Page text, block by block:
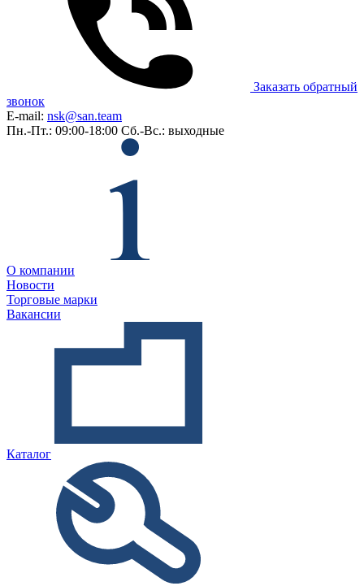
Заказать обратный
звонок
E-mail: nsk@san.team
Пн.-Пт.: 09:00-18:00 Сб.-Вс.: выходные
О компании
Новости
Торговые марки
Вакансии
Каталог